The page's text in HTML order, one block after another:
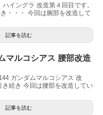
イングラ 改造第４回目です。
・・・ 今回は腕部を改造して
記事を読む
マルコシアス 腰部改造
ガンダムマルコシアス 改
続き 今回は腰部を改造してい
記事を読む